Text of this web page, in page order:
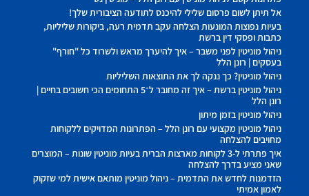
אל תיתן לשום פרסום שלילי להיכנס לתודעה הציבורית שלך!
בעיות נפוצות המונעות הצלחה עקב תדמית רעה, ביקורות שליליות,
כתבות ופסקי דין ברשת
ניהול מוניטין לפני משבר – איך להיערך מראש ולשרוד כל "חורף"
בעסקים | רונן הלל
ניהול מוניטין? כך ננקה לך את התוצאות השליליות
ניהול מוניטין ברשת – איך זה מחובר ל־5 התחומים הכי חשובים בחיים |
רונן הלל
ניהול מוניטין בזמן מיתון
ניהול מוניטין מקצועי עם רונן הלל – הפתרונות המדויקים ללקוחות
מחויבים להצלחה
איך פתרתי ל-3 לקוחות מארצות הברית בעיות מוניטין שונות – המוצרים
שאני מציע בדרך להצלחה
הזדמנות לחדש את התדמית – ניהול מוניטין מותאם אישית למי שזקוק
לאמון אמיתי